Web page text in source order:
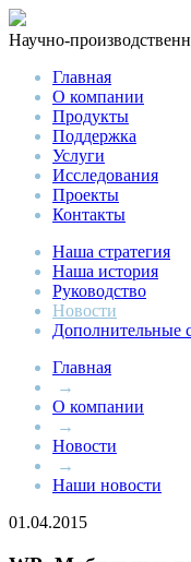
Научно-
Главная
О компании
Продукты
Поддержка
Услуги
Исследования
Проекты
Контакты
Наша стратегия
Наша история
Руководство
Новости
Дополнительные
Главная
→
О компании
→
Новости
→
Наши новости
01.04.2015